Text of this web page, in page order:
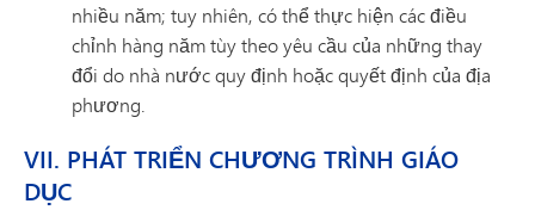
nhiều năm; tuy nhiên, có thể thực hiện các điều
chỉnh hàng năm tùy theo yêu cầu của những thay
đổi do nhà nước quy định hoặc quyết định của địa
phương.
VII. PHÁT TRIỂN CHƯƠNG TRÌNH GIÁO
DỤC